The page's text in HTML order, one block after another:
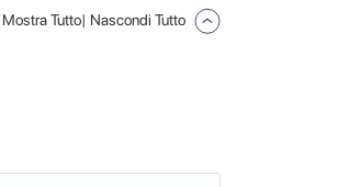
Mostra Tutto| Nascondi Tutto